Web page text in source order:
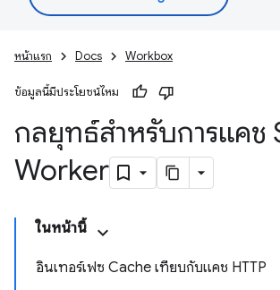
หน้าแรก Docs Workbox
ข้อมูลนี้มีประโยชน์ไหม
กลยุทธ์สำหรับการแคช
Worker
ในหน้านี้
อินเทอร์เฟซ Cache เทียบกับแคช HTTP